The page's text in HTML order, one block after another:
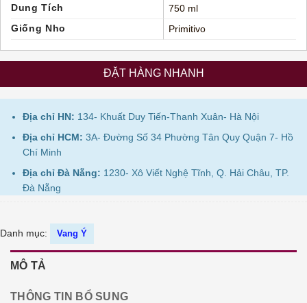
Dung Tích
750 ml
Giống Nho
Primitivo
ĐẶT HÀNG NHANH
Địa chỉ HN: 134- Khuất Duy Tiến-Thanh Xuân- Hà Nội
Địa chỉ HCM: 3A- Đường Số 34 Phường Tân Quy Quận 7- Hồ
Chí Minh
Địa chỉ Đà Nẵng: 1230- Xô Viết Nghệ Tĩnh, Q. Hải Châu, TP.
Đà Nẵng
Danh mục: Vang Ý
MÔ TẢ
THÔNG TIN BỔ SUNG